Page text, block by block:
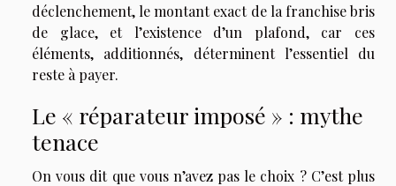
déclenchement, le montant exact de la franchise bris
de glace, et l’existence d’un plafond, car ces
éléments, additionnés, déterminent l’essentiel du
reste à payer.
Le « réparateur imposé » : mythe
tenace
On vous dit que vous n’avez pas le choix ? C’est plus